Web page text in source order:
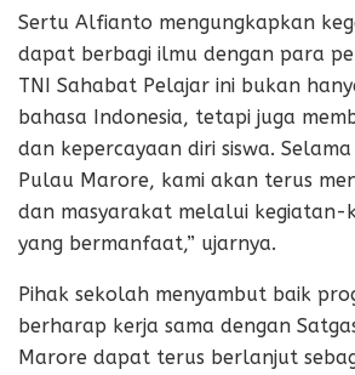
Sertu Alfianto mengungkapkan
dapat berbagi ilmu dengan para
TNI Sahabat Pelajar ini bukan
bahasa Indonesia, tetapi juga
dan kepercayaan diri siswa.
Pulau Marore, kami akan terus
dan masyarakat melalui kegiatan-
yang bermanfaat,” ujarnya.
Pihak sekolah menyambut baik
berharap kerja sama dengan
Marore dapat terus berlanjut